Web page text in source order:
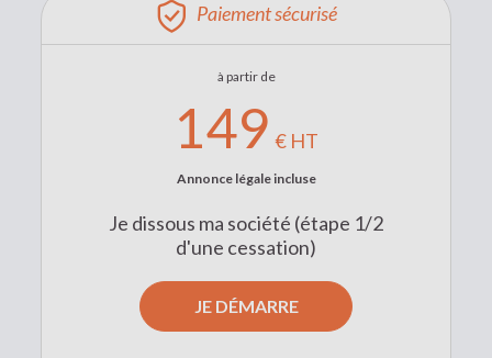
Paiement sécurisé
à partir de
149€ HT
Annonce légale incluse
Je dissous ma société (étape 1/2
d'une cessation)
JE DÉMARRE